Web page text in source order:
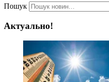
Пошук
Актуально!